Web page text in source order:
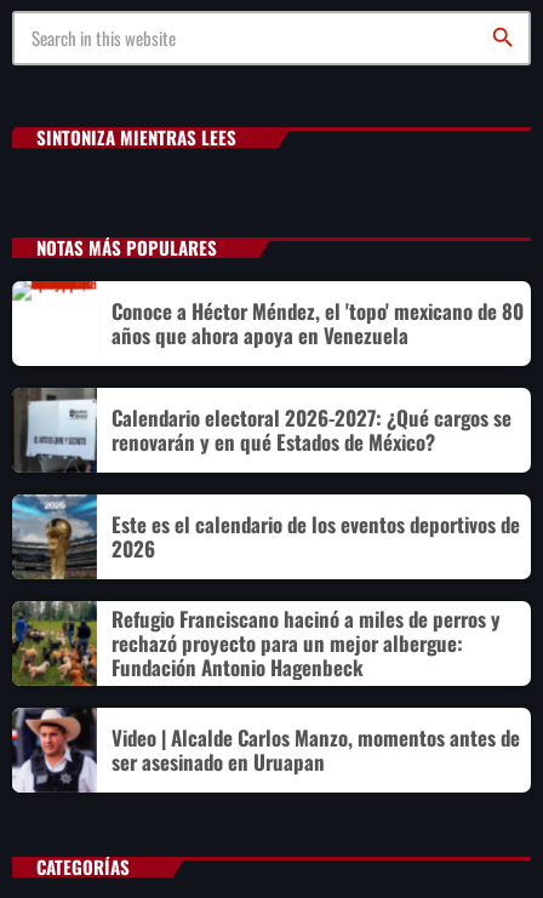
search
SINTONIZA MIENTRAS LEES
NOTAS MÁS POPULARES
Conoce a Héctor Méndez, el 'topo' mexicano de 80
años que ahora apoya en Venezuela
Calendario electoral 2026-2027: ¿Qué cargos se
renovarán y en qué Estados de México?
Este es el calendario de los eventos deportivos de
2026
Refugio Franciscano hacinó a miles de perros y
rechazó proyecto para un mejor albergue:
Fundación Antonio Hagenbeck
Video | Alcalde Carlos Manzo, momentos antes de
ser asesinado en Uruapan
CATEGORÍAS